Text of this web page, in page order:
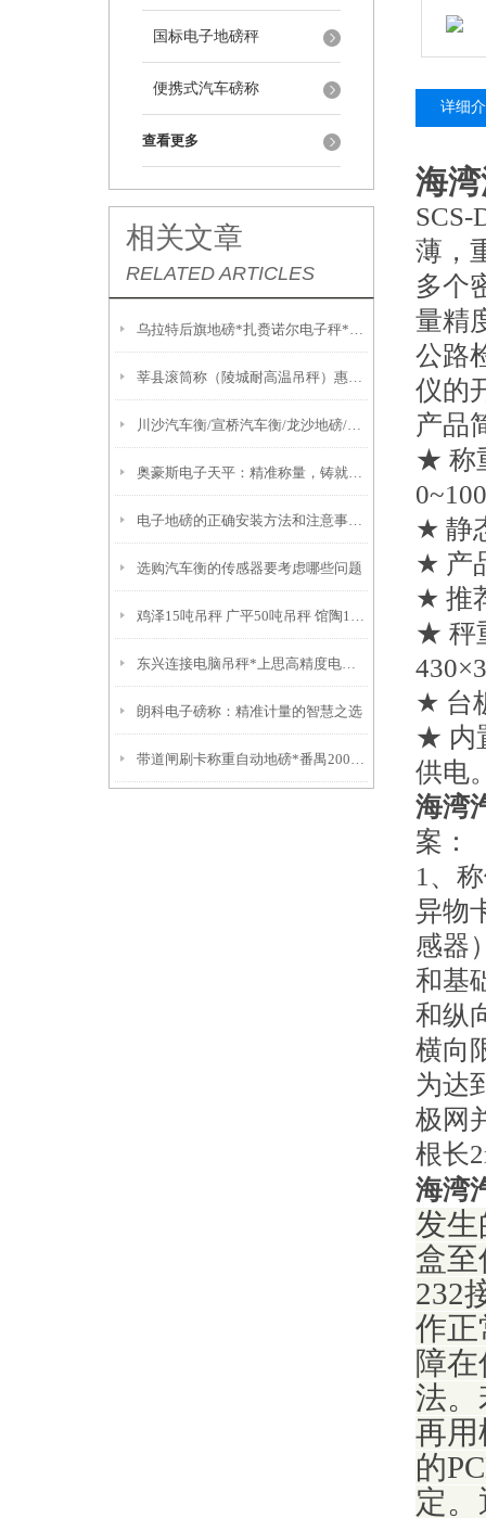
国标电子地磅秤
便携式汽车磅称
查看更多
相关文章
RELATED ARTICLES
乌拉特后旗地磅*扎赉诺尔电子秤*隔爆电子叉车称
莘县滚筒称（陵城耐高温吊秤）惠民移动汽车衡
川沙汽车衡/宣桥汽车衡/龙沙地磅/泥城汽车衡/建华地磅维修
奥豪斯电子天平：精准称量，铸就科学研究的基石
电子地磅的正确安装方法和注意事项说明
选购汽车衡的传感器要考虑哪些问题
鸡泽15吨吊秤 广平50吨吊秤 馆陶100吨吊秤 东城隔爆电子吊秤
东兴连接电脑吊秤*上思高精度电子称*万秀防水称*城区电子称
朗科电子磅称：精准计量的智慧之选
带道闸刷卡称重自动地磅*番禺200吨地磅*南沙1T地磅*乐东3T地磅
详细
海
薄，
多个
量精
公路
仪的
产品
★ 称
★ 静
★ 产
★ 推
★ 秤
★ 台
★ 内
供电
海湾
案：
1、
异物
感器
和基
和纵
横向
为达
极网
根长
海湾
发
盒
232
作正
障
法。
再用
的
定